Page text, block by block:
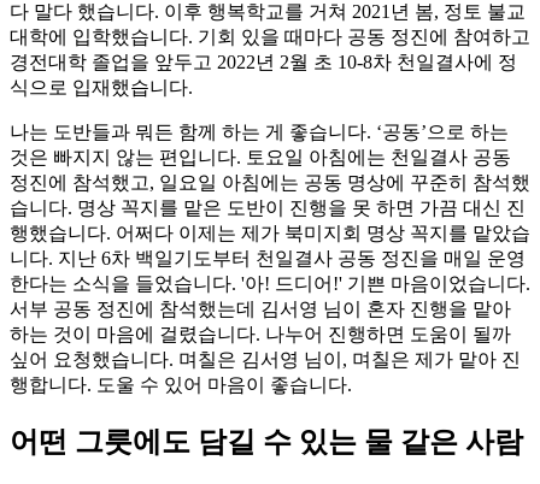
다 말다 했습니다. 이후 행복학교를 거쳐 2021년 봄, 정토 불교
대학에 입학했습니다. 기회 있을 때마다 공동 정진에 참여하고
경전대학 졸업을 앞두고 2022년 2월 초 10-8차 천일결사에 정
식으로 입재했습니다.
나는 도반들과 뭐든 함께 하는 게 좋습니다. ‘공동’으로 하는
것은 빠지지 않는 편입니다. 토요일 아침에는 천일결사 공동
정진에 참석했고, 일요일 아침에는 공동 명상에 꾸준히 참석했
습니다. 명상 꼭지를 맡은 도반이 진행을 못 하면 가끔 대신 진
행했습니다. 어쩌다 이제는 제가 북미지회 명상 꼭지를 맡았습
니다. 지난 6차 백일기도부터 천일결사 공동 정진을 매일 운영
한다는 소식을 들었습니다. '아! 드디어!' 기쁜 마음이었습니다.
서부 공동 정진에 참석했는데 김서영 님이 혼자 진행을 맡아
하는 것이 마음에 걸렸습니다. 나누어 진행하면 도움이 될까
싶어 요청했습니다. 며칠은 김서영 님이, 며칠은 제가 맡아 진
행합니다. 도울 수 있어 마음이 좋습니다.
어떤 그릇에도 담길 수 있는 물 같은 사람